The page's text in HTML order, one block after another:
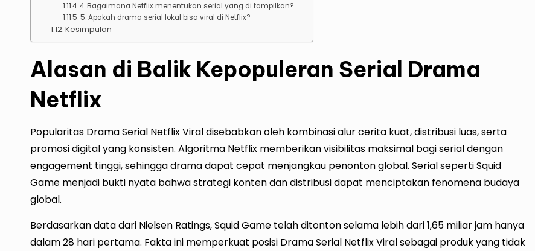
4. Bagaimana Netflix menentukan serial yang di tampilkan?
5. Apakah drama serial lokal bisa viral di Netflix?
Kesimpulan
Alasan di Balik Kepopuleran Serial Drama
Netflix
Popularitas Drama Serial Netflix Viral disebabkan oleh kombinasi alur cerita kuat, distribusi luas, serta
promosi digital yang konsisten. Algoritma Netflix memberikan visibilitas maksimal bagi serial dengan
engagement tinggi, sehingga drama dapat cepat menjangkau penonton global. Serial seperti Squid
Game menjadi bukti nyata bahwa strategi konten dan distribusi dapat menciptakan fenomena budaya
global.
Berdasarkan data dari Nielsen Ratings, Squid Game telah ditonton selama lebih dari 1,65 miliar jam hanya
dalam 28 hari pertama. Fakta ini memperkuat posisi Drama Serial Netflix Viral sebagai produk yang tidak